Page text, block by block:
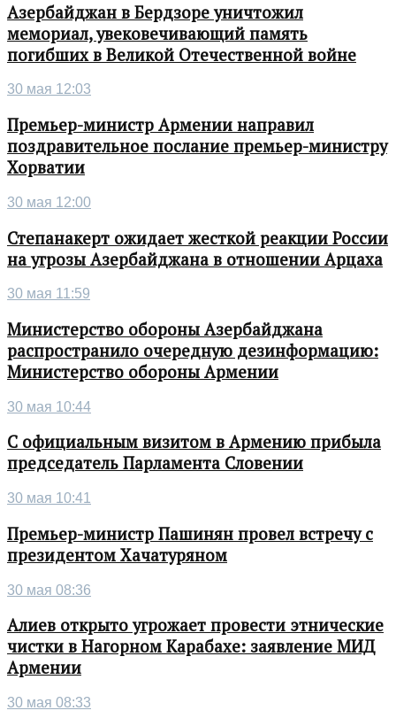
Азербайджан в Бердзоре уничтожил
мемориал, увековечивающий память
погибших в Великой Отечественной войне
30 мая 12:03
Премьер-министр Армении направил
поздравительное послание премьер-министру
Хорватии
30 мая 12:00
Степанакерт ожидает жесткой реакции России
на угрозы Азербайджана в отношении Арцаха
30 мая 11:59
Министерство обороны Азербайджана
распространило очередную дезинформацию:
Министерство обороны Армении
30 мая 10:44
С официальным визитом в Армению прибыла
председатель Парламента Словении
30 мая 10:41
Премьер-министр Пашинян провел встречу с
президентом Хачатуряном
30 мая 08:36
Алиев открыто угрожает провести этнические
чистки в Нагорном Карабахе: заявление МИД
Армении
30 мая 08:33